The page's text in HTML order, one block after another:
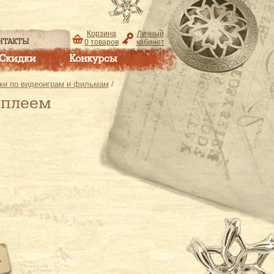
Конкурсы
Корзина
0 товаров
Личный
кабинет
по видеоиграм и фильмам /